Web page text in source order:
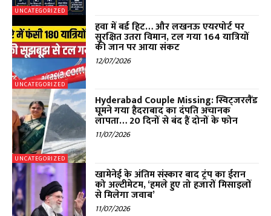
UNCATEGORIZED
UNCATEGORIZED
हवा में बर्ड हिट… और लखनऊ एयरपोर्ट पर
सुरक्षित उतरा विमान, टल गया 164 यात्रियों
की जान पर आया संकट
12/07/2026
UNCATEGORIZED
Hyderabad Couple Missing: स्विट्जरलैंड
घूमने गया हैदराबाद का दंपति अचानक
लापता… 20 दिनों से बंद हैं दोनों के फोन
11/07/2026
खामेनेई के अंतिम संस्कार बाद ट्रंप का ईरान
को अल्टीमेटम, ‘हमले हुए तो हजारों मिसाइलों
से मिलेगा जवाब’
11/07/2026